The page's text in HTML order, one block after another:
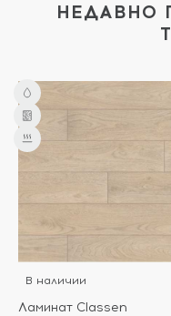
НЕДАВНО
В наличии
Ламинат Classen